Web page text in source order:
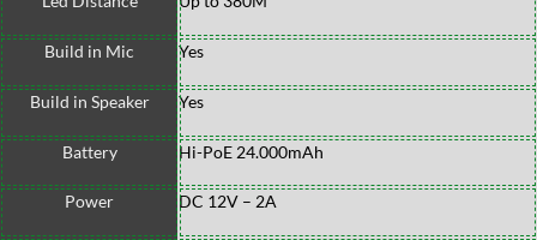
Build in Mic Yes
Build in Speaker Yes
Battery Hi-PoE 24.000mAh
Power DC 12V – 2A